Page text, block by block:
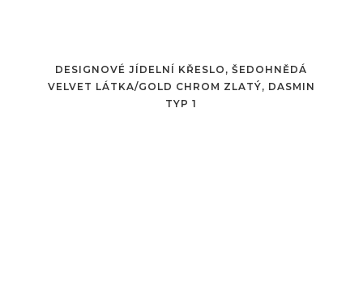
DESIGNOVÉ JÍDELNÍ KŘESLO, ŠEDOHNĚDÁ
VELVET LÁTKA/GOLD CHROM ZLATÝ, DASMIN
TYP 1